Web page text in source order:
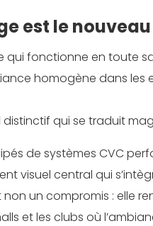
est le
qui fonctionne en toute
homogène dans les
qui se traduit
de systèmes CVC
visuel central qui
un compromis : elle
et les clubs où